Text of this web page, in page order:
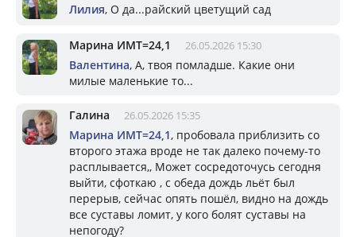
Лилия, О да...райский цветущий сад
Марина ИМТ=24,1 26.05.2026 15:30
Валентина, А, твоя помладше. Какие они
милые маленькие то...
Галина 26.05.2026 15:35
Марина ИМТ=24,1, пробовала приблизить со
второго этажа вроде не так далеко почему-то
расплывается,, Может сосредоточусь сегодня
выйти, сфоткаю , с обеда дождь льёт был
перерыв, сейчас опять пошёл, видно на дождь
все суставы ломит, у кого болят суставы на
непогоду?